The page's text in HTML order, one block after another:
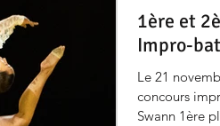
1ère et
Impro-
Le 21
concours
Swann 1ère